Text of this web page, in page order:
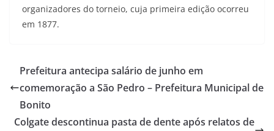
organizadores do torneio, cuja primeira edição ocorreu
em 1877.
Prefeitura antecipa salário de junho em
comemoração a São Pedro – Prefeitura Municipal de
Bonito
Colgate descontinua pasta de dente após relatos de